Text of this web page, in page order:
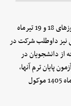
با توجه به برگزاری کنکور سراسری کارشناسی ارشد در روزهای 18 و 19 تیرماه
نیز داوطلب شرکت در
از دانشجویان در
پایان ترم آنها،
امتحانات روزهای 18 و 19 تیرماه به روزهای 22 و 23 تیرماه 1405 موکول